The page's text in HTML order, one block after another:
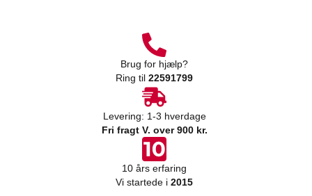
Brug for hjælp?
Ring til 22591799
Levering: 1-3 hverdage
Fri fragt V. over 900 kr.
10 års erfaring
Vi startede i 2015